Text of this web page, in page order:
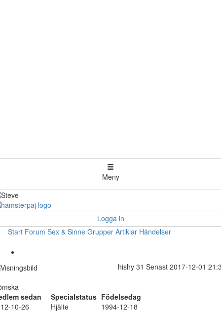
Meny
Logga in
Start Forum Sex & Sinne Grupper Artiklar Händelser
hishy 31 Senast 2017-12-01
sedan
Specialstatus Födelsedag
10-26
Hjälte 1994-12-18